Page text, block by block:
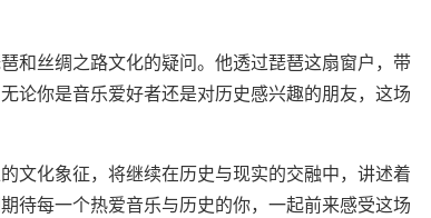
和丝绸之路文化的疑问。他透过琵琶这扇窗户，带
论你是音乐爱好者还是对历史感兴趣的朋友，这场
文化象征，将继续在历史与现实的交融中，讲述着
待每一个热爱音乐与历史的你，一起前来感受这场